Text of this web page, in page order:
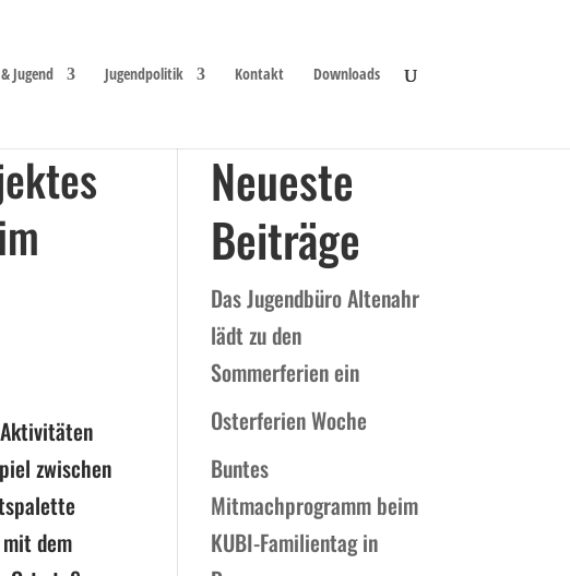
Jugend Jugendpolitik Kontakt Downloads
zwischen
mit dem
Neueste
Beiträge
Das Jugendbüro Altenahr
lädt zu den
Sommerferien ein
Osterferien Woche
Buntes
Mitmachprogramm beim
KUBI-Familientag in